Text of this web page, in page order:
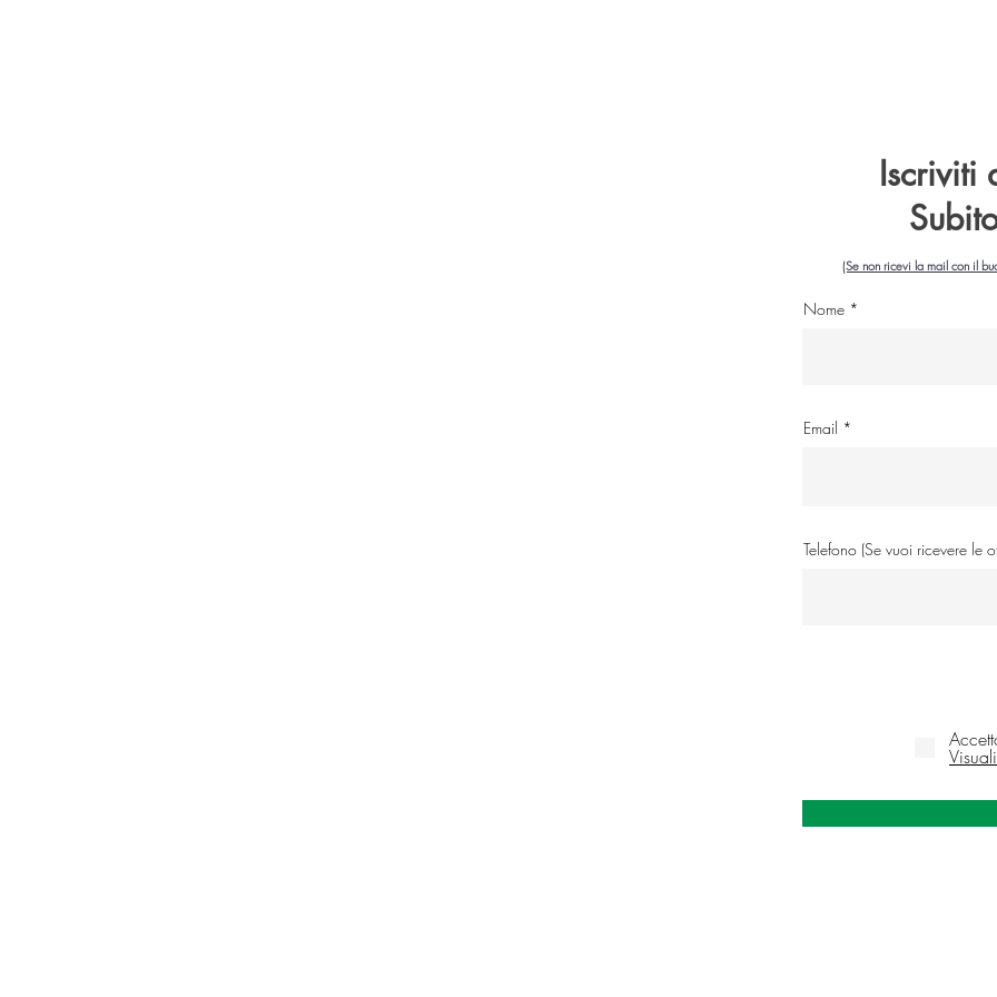
Iscriviti
(Se non ricevi la mail con il
Nome
Email
Telefono (Se vuoi ricevere le